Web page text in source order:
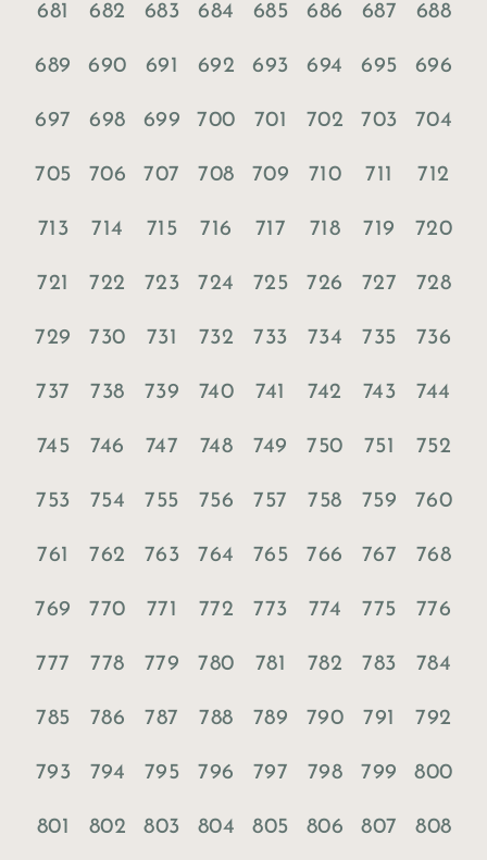
681 682 683 684 685 686 687 688
689 690 691 692 693 694 695 696
697 698 699 700 701 702 703 704
705 706 707 708 709 710 711 712
713 714 715 716 717 718 719 720
721 722 723 724 725 726 727 728
729 730 731 732 733 734 735 736
737 738 739 740 741 742 743 744
745 746 747 748 749 750 751 752
753 754 755 756 757 758 759 760
761 762 763 764 765 766 767 768
769 770 771 772 773 774 775 776
777 778 779 780 781 782 783 784
785 786 787 788 789 790 791 792
793 794 795 796 797 798 799 800
801 802 803 804 805 806 807 808